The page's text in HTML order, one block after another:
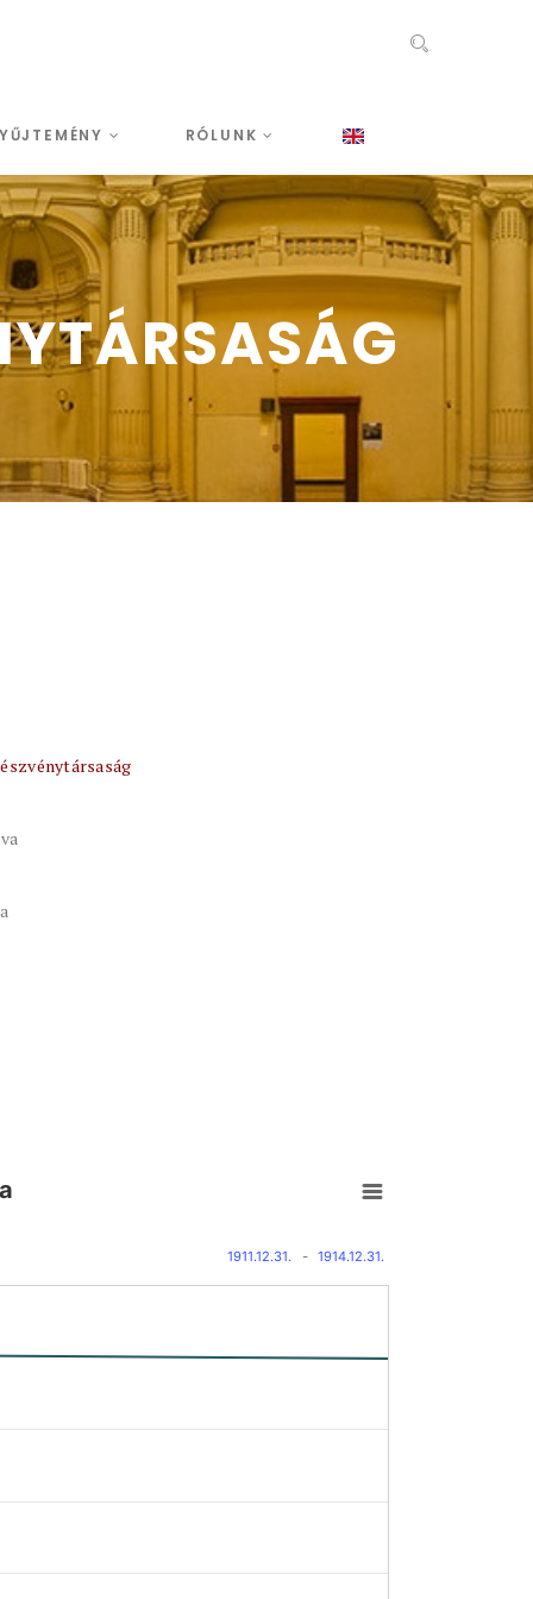
RÓLUNK
1911.12.31. - 1914.12.31.